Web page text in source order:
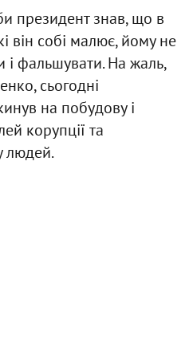
президент знав, що в
він собі малює, йому не
і фальшувати. На жаль,
сьогодні
на побудову і
корупції та
людей.